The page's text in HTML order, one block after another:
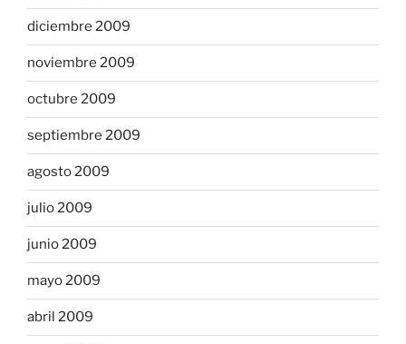
diciembre 2009
noviembre 2009
octubre 2009
septiembre 2009
agosto 2009
julio 2009
junio 2009
mayo 2009
abril 2009